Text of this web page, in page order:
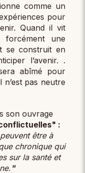
comme un
pour
Quand il vit
une
se construit en
l’avenir. .
abîmé pour
n’est pas neutre
son ouvrage
:
être à
chronique qui
sur la santé et
"